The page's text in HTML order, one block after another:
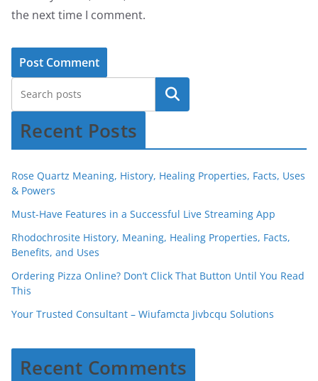
the next time I comment.
Recent Posts
Rose Quartz Meaning, History, Healing Properties, Facts, Uses
& Powers
Must-Have Features in a Successful Live Streaming App
Rhodochrosite History, Meaning, Healing Properties, Facts,
Benefits, and Uses
Ordering Pizza Online? Don’t Click That Button Until You Read
This
Your Trusted Consultant – Wiufamcta Jivbcqu Solutions
Recent Comments